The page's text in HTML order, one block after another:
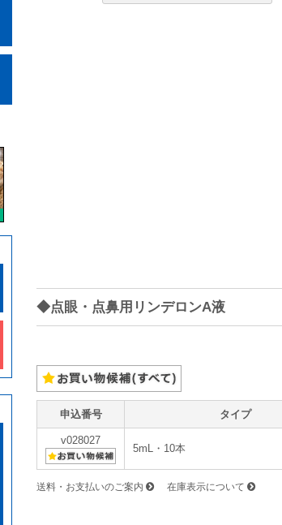
◆点眼・点鼻用リンデロンA液
申込番号 タイプ
v028027
5mL・10本
送料・お支払いのご案内 在庫表示について